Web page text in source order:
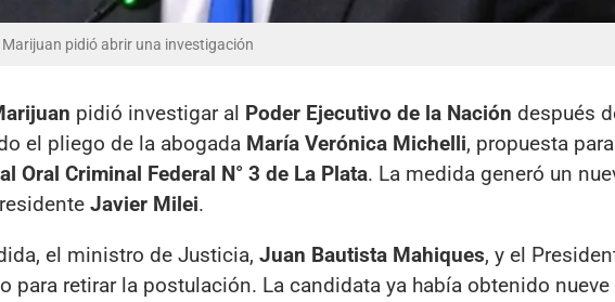
pidió abrir una investigación
pidió investigar al Poder Ejecutivo de la Nación después
el pliego de la abogada María Verónica Michelli, propuesta
Oral Criminal Federal N° 3 de La Plata. La medida generó un
Javier Milei.
el ministro de Justicia, Juan Bautista Mahiques, y el
para retirar la postulación. La candidata ya había obtenido